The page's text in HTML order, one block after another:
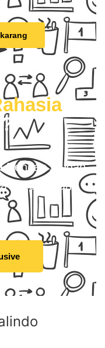
Dengan Mudah
Harus Buang